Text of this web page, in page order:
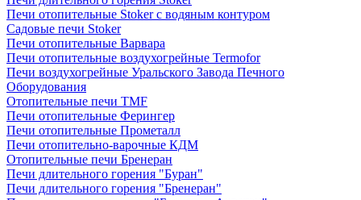
Печи отопительные Stoker с водяным контуром
Садовые печи Stoker
Печи отопительные Варвара
Печи отопительные воздухогрейные Termofor
Печи воздухогрейные Уральского Завода Печного
Оборудования
Отопительные печи TMF
Печи отопительные Ферингер
Печи отопительные Прометалл
Печи отопительно-варочные КДМ
Отопительные печи Бренеран
Печи длительного горения "Буран"
Печи длительного горения "Бренеран"